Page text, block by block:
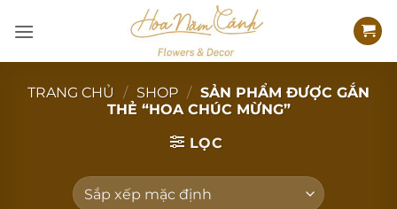
qua
TRANG CHỦ
/ SHOP / SẢN PHẨM ĐƯỢC GẮN
THẺ “HOA CHÚC MỪNG”
LỌC